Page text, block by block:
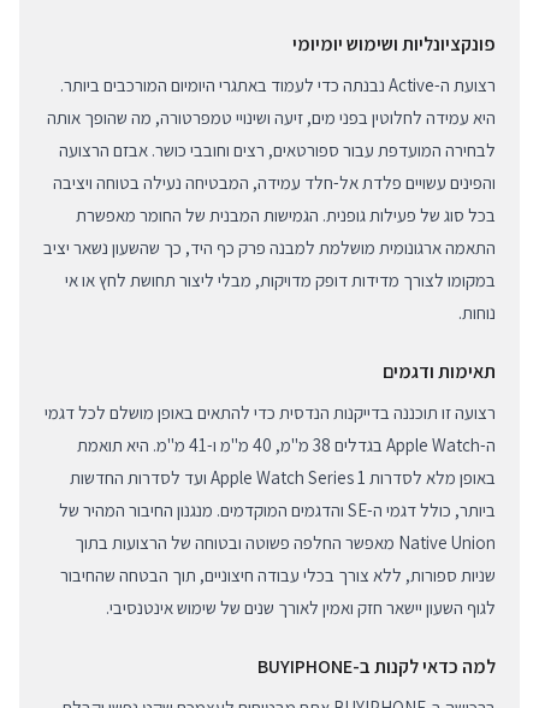
פונקציונליות ושימוש יומיומי
רצועת ה-Active נבנתה כדי לעמוד באתגרי היומיום המורכבים ביותר.
היא עמידה לחלוטין בפני מים, זיעה ושינויי טמפרטורה, מה שהופך אותה
לבחירה המועדפת עבור ספורטאים, רצים וחובבי כושר. אבזם הרצועה
והפינים עשויים פלדת אל-חלד עמידה, המבטיחה נעילה בטוחה ויציבה
בכל סוג של פעילות גופנית. הגמישות המבנית של החומר מאפשרת
התאמה ארגונומית מושלמת למבנה פרק כף היד, כך שהשעון נשאר יציב
במקומו לצורך מדידות דופק מדויקות, מבלי ליצור תחושת לחץ או אי
נוחות.
תאימות ודגמים
רצועה זו תוכננה בדייקנות הנדסית כדי להתאים באופן מושלם לכל דגמי
ה-Apple Watch בגדלים 38 מ"מ, 40 מ"מ ו-41 מ"מ. היא תואמת
באופן מלא לסדרות Apple Watch Series 1 ועד לסדרות החדשות
ביותר, כולל דגמי ה-SE והדגמים המוקדמים. מנגנון החיבור המהיר של
Native Union מאפשר החלפה פשוטה ובטוחה של הרצועות בתוך
שניות ספורות, ללא צורך בכלי עבודה חיצוניים, תוך הבטחה שהחיבור
לגוף השעון יישאר חזק ואמין לאורך שנים של שימוש אינטנסיבי.
למה כדאי לקנות ב-BUYIPHONE